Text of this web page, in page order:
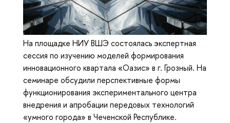
На площадке НИУ ВШЭ состоялась экспертная
сессия по изучению моделей формирования
инновационного квартала «Оазис» в г. Грозный. На
семинаре обсудили перспективные формы
функционирования экспериментального центра
внедрения и апробации передовых технологий
«умного города» в Чеченской Республике.